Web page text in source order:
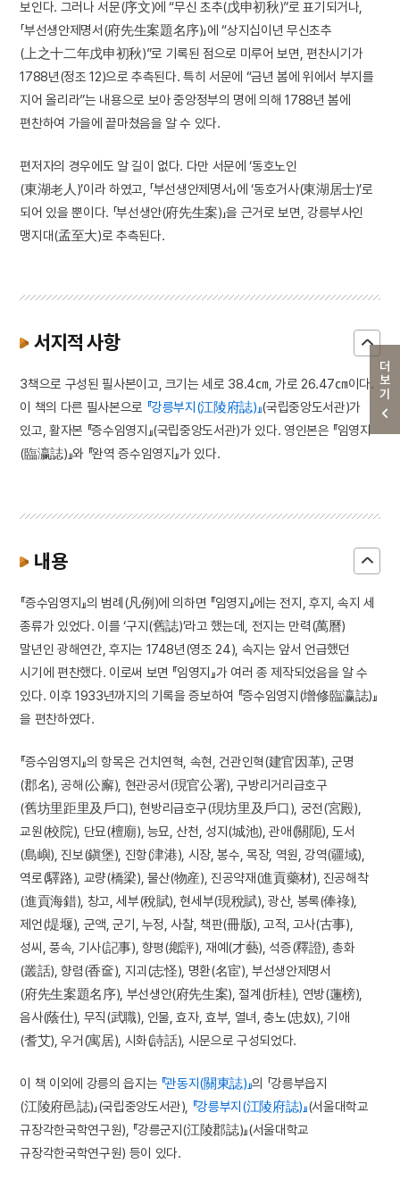
더보기
보인다. 그러나 서문(序文)에 “무신 초추(戊申初秋)”로 표기되거나,
「부선생안제명서(府先生案題名序)」에 “상지십이년 무신초추
(上之十二年戊申初秋)”로 기록된 점으로 미루어 보면, 편찬시기가
1788년(정조 12)으로 추측된다. 특히 서문에 “금년 봄에 위에서 부지를
지어 올리라”는 내용으로 보아 중앙정부의 명에 의해 1788년 봄에
편찬하여 가을에 끝마쳤음을 알 수 있다.
편저자의 경우에도 알 길이 없다. 다만 서문에 ‘동호노인
(東湖老人)’이라 하였고, 「부선생안제명서」에 ‘동호거사(東湖居士)’로
되어 있을 뿐이다. 「부선생안(府先生案)」을 근거로 보면, 강릉부사인
맹지대(孟至大)로 추측된다.
서지적 사항
3책으로 구성된 필사본이고, 크기는 세로 38.4㎝, 가로 26.47㎝이다.
이 책의 다른 필사본으로 『강릉부지(江陵府誌)』(국립중앙도서관)가
있고, 활자본 『증수임영지』(국립중앙도서관)가 있다. 영인본은 『임영지
(臨瀛誌)』와 『완역 증수임영지』가 있다.
내용
『증수임영지』의 범례(凡例)에 의하면 『임영지』에는 전지, 후지, 속지 세
종류가 있었다. 이를 ‘구지(舊誌)’라고 했는데, 전지는 만력(萬曆)
말년인 광해연간, 후지는 1748년(영조 24), 속지는 앞서 언급했던
시기에 편찬했다. 이로써 보면 『임영지』가 여러 종 제작되었음을 알 수
있다. 이후 1933년까지의 기록을 증보하여 『증수임영지(增修臨瀛誌)』
을 편찬하였다.
『증수임영지』의 항목은 건치연혁, 속현, 건관인혁(建官因革), 군명
(郡名), 공해(公廨), 현관공서(現官公署), 구방리거리급호구
(舊坊里距里及戶口), 현방리급호구(現坊里及戶口), 궁전(宮殿),
교원(校院), 단묘(檀廟), 능묘, 산천, 성지(城池), 관애(關阨), 도서
(島嶼), 진보(鎭堡), 진항(津港), 시장, 봉수, 목장, 역원, 강역(疆域),
역로(驛路), 교량(橋梁), 물산(物産), 진공약재(進貢藥材), 진공해착
(進貢海錯), 창고, 세부(稅賦), 현세부(現稅賦), 광산, 봉록(俸祿),
제언(堤堰), 군액, 군기, 누정, 사찰, 책판(冊版), 고적, 고사(古事),
성씨, 풍속, 기사(記事), 향평(鄕評), 재예(才藝), 석증(釋證), 총화
(叢話), 향렴(香奩), 지괴(志怪), 명환(名宦), 부선생안제명서
(府先生案題名序), 부선생안(府先生案), 절계(折桂), 연방(蓮榜),
음사(蔭仕), 무직(武職), 인물, 효자, 효부, 열녀, 충노(忠奴), 기애
(耆艾), 우거(寓居), 시화(詩話), 시문으로 구성되었다.
이 책 이외에 강릉의 읍지는 『관동지(關東誌)』의 「강릉부읍지
(江陵府邑誌)」(국립중앙도서관), 『강릉부지(江陵府誌)』(서울대학교
규장각한국학연구원), 『강릉군지(江陵郡誌)』(서울대학교
규장각한국학연구원) 등이 있다.